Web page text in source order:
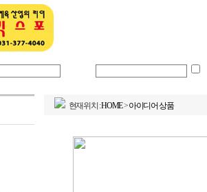
현재위치 :HOME>아이디어 상품